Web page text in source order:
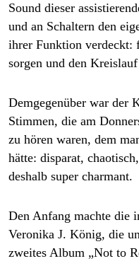
Sound dieser
und an Schaltern den
ihrer Funktion verdeckt:
sorgen und den
Demgegenüber war der
Stimmen, die am
zu hören waren, dem
hätte: disparat,
deshalb super charmant.
Den Anfang machte die
Veronika J. König, die
zweites Album „Not to